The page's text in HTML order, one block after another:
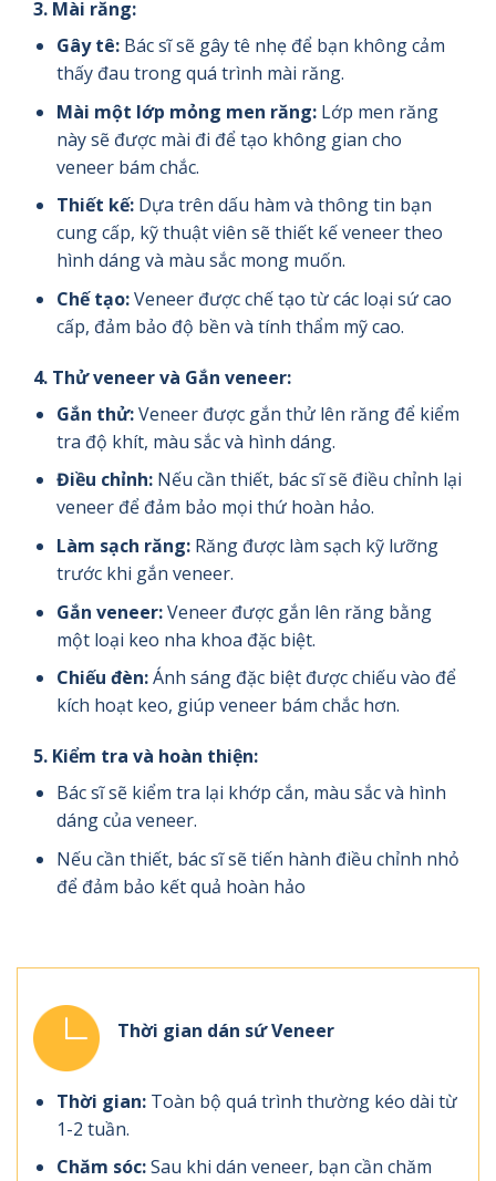
3. Mài răng:
Gây tê:Bác sĩ sẽ gây tê nhẹ để bạn không cảm
thấy đau trong quá trình mài răng.
Mài một lớp mỏng men răng:Lớp men răng
này sẽ được mài đi để tạo không gian cho
veneer bám chắc.
Thiết kế:Dựa trên dấu hàm và thông tin bạn
cung cấp, kỹ thuật viên sẽ thiết kế veneer theo
hình dáng và màu sắc mong muốn.
Chế tạo:Veneer được chế tạo từ các loại sứ cao
cấp, đảm bảo độ bền và tính thẩm mỹ cao.
4. Thử veneer và Gắn veneer:
Gắn thử:Veneer được gắn thử lên răng để kiểm
tra độ khít, màu sắc và hình dáng.
Điều chỉnh:Nếu cần thiết, bác sĩ sẽ điều chỉnh lại
veneer để đảm bảo mọi thứ hoàn hảo.
Làm sạch răng:Răng được làm sạch kỹ lưỡng
trước khi gắn veneer.
Gắn veneer:Veneer được gắn lên răng bằng
một loại keo nha khoa đặc biệt.
Chiếu đèn:Ánh sáng đặc biệt được chiếu vào để
kích hoạt keo, giúp veneer bám chắc hơn.
5. Kiểm tra và hoàn thiện:
Bác sĩ sẽ kiểm tra lại khớp cắn, màu sắc và hình
dáng của veneer.
Nếu cần thiết, bác sĩ sẽ tiến hành điều chỉnh nhỏ
để đảm bảo kết quả hoàn hảo
Thời gian dán sứ Veneer
Thời gian:Toàn bộ quá trình thường kéo dài từ
1-2 tuần.
Chăm sóc:Sau khi dán veneer, bạn cần chăm